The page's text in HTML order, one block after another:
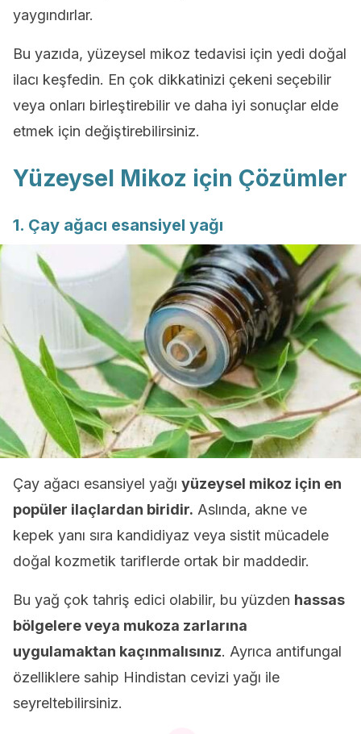
yaygındırlar.
Bu yazıda, yüzeysel mikoz tedavisi için yedi doğal
ilacı keşfedin. En çok dikkatinizi çekeni seçebilir
veya onları birleştirebilir ve daha iyi sonuçlar elde
etmek için değiştirebilirsiniz.
Yüzeysel Mikoz için Çözümler
1. Çay ağacı esansiyel yağı
Çay ağacı esansiyel yağı yüzeysel mikoz için en
popüler ilaçlardan biridir. Aslında, akne ve
kepek yanı sıra kandidiyaz veya sistit mücadele
doğal kozmetik tariflerde ortak bir maddedir.
Bu yağ çok tahriş edici olabilir, bu yüzden hassas
bölgelere veya mukoza zarlarına
uygulamaktan kaçınmalısınız. Ayrıca antifungal
özelliklere sahip Hindistan cevizi yağı ile
seyreltebilirsiniz.